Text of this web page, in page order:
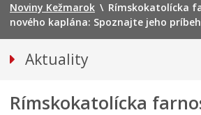
Noviny Kežmarok \ Rímskokatolícka
nového kaplána: Spoznajte jeho príbeh
Aktuality
SPRAVODAJSTVO
Rímskokatolícka